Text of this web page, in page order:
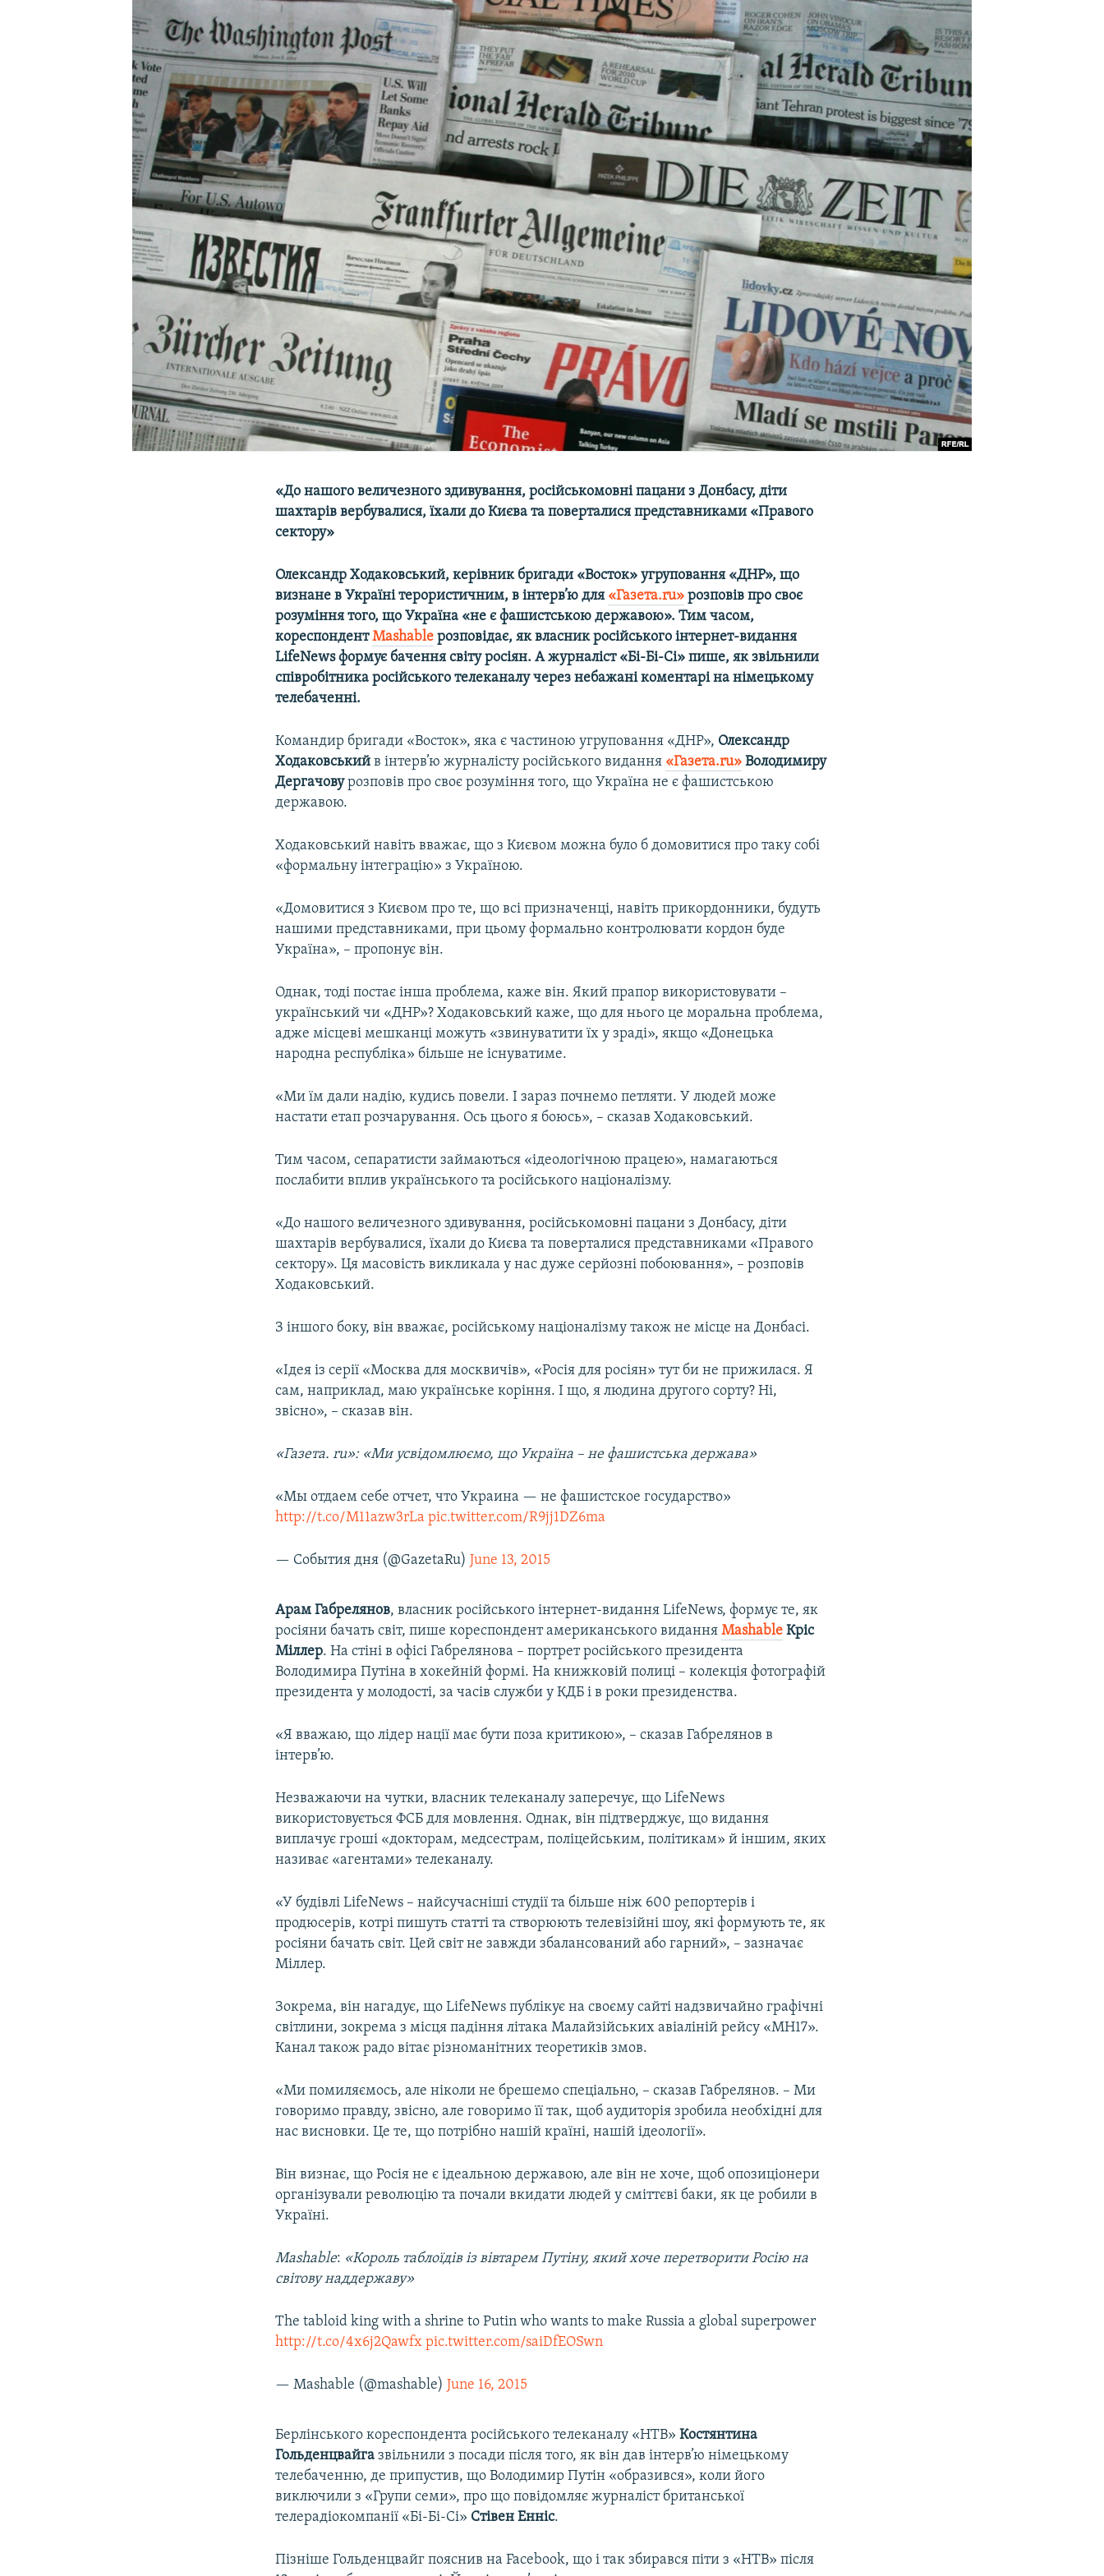
УКРАЇНСЬКА ПРОБЛЕМА КРИМУ
«До нашого величезного здивування, російськомовні пацани з Донбасу, діти
шахтарів вербувалися, їхали до Києва та поверталися представниками «Правого
сектору»
Олександр Ходаковський, керівник бригади «Восток» угруповання «ДНР», що
визнане в Україні терористичним, в інтерв’ю для «Газета.ru» розповів про своє
розуміння того, що Україна «не є фашистською державою». Тим часом,
кореспондентMashable розповідає, як власник російського інтернет-видання
LifeNews формує бачення світу росіян. А журналіст «Бі-Бі-Сі» пише, як звільнили
співробітника російського телеканалу через небажані коментарі на німецькому
телебаченні.
Командир бригади «Восток», яка є частиною угруповання «ДНР», Олександр
Ходаковський в інтерв’ю журналісту російського видання «Газета.ru» Володимиру
Дергачовурозповів про своє розуміння того, що Україна не є фашистською
державою.
Ходаковський навіть вважає, що з Києвом можна було б домовитися про таку собі
«формальну інтеграцію» з Україною.
«Домовитися з Києвом про те, що всі призначенці, навіть прикордонники, будуть
нашими представниками, при цьому формально контролювати кордон буде
Україна», – пропонує він.
Однак, тоді постає інша проблема, каже він. Який прапор використовувати –
український чи «ДНР»? Ходаковський каже, що для нього це моральна проблема,
адже місцеві мешканці можуть «звинуватити їх у зраді», якщо «Донецька
народна республіка» більше не існуватиме.
«Ми їм дали надію, кудись повели. І зараз почнемо петляти. У людей може
настати етап розчарування. Ось цього я боюсь», – сказав Ходаковський.
Тим часом, сепаратисти займаються «ідеологічною працею», намагаються
послабити вплив українського та російського націоналізму.
«До нашого величезного здивування, російськомовні пацани з Донбасу, діти
шахтарів вербувалися, їхали до Києва та поверталися представниками «Правого
сектору». Ця масовість викликала у нас дуже серйозні побоювання», – розповів
Ходаковський.
З іншого боку, він вважає, російському націоналізму також не місце на Донбасі.
«Ідея із серії «Москва для москвичів», «Росія для росіян» тут би не прижилася. Я
сам, наприклад, маю українське коріння. І що, я людина другого сорту? Ні,
звісно», – сказав він.
«Газета. ru»: «Ми усвідомлюємо, що Україна – не фашистська держава»
«Мы отдаем себе отчет, что Украина — не фашистское государство»
http://t.co/M11azw3rLa pic.twitter.com/R9jj1DZ6ma
— События дня (@GazetaRu)June 13, 2015
Арам Габрелянов, власник російського інтернет-видання LifeNews, формує те, як
росіяни бачать світ, пише кореспондент американського виданняMashable Кріс
Міллер. На стіні в офісі Габрелянова – портрет російського президента
Володимира Путіна в хокейній формі. На книжковій полиці – колекція фотографій
президента у молодості, за часів служби у КДБ і в роки президенства.
«Я вважаю, що лідер нації має бути поза критикою», – сказав Габрелянов в
інтерв’ю.
Незважаючи на чутки, власник телеканалу заперечує, що LifeNews
використовується ФСБ для мовлення. Однак, він підтверджує, що видання
виплачує гроші «докторам, медсестрам, поліцейським, політикам» й іншим, яких
називає «агентами» телеканалу.
«У будівлі LifeNews – найсучасніші студії та більше ніж 600 репортерів і
продюсерів, котрі пишуть статті та створюють телевізійні шоу, які формують те, як
росіяни бачать світ. Цей світ не завжди збалансований або гарний», – зазначає
Міллер.
Зокрема, він нагадує, що LifeNews публікує на своєму сайті надзвичайно графічні
світлини, зокрема з місця падіння літака Малайзійських авіаліній рейсу «MH17».
Канал також радо вітає різноманітних теоретиків змов.
«Ми помиляємось, але ніколи не брешемо спеціально, – сказав Габрелянов. – Ми
говоримо правду, звісно, але говоримо її так, щоб аудиторія зробила необхідні для
нас висновки. Це те, що потрібно нашій країні, нашій ідеології».
Він визнає, що Росія не є ідеальною державою, але він не хоче, щоб опозиціонери
організували революцію та почали вкидати людей у сміттєві баки, як це робили в
Україні.
Mashable: «Король таблоїдів із вівтарем Путіну, який хоче перетворити Росію на
світову наддержаву»
The tabloid king with a shrine to Putin who wants to make Russia a global superpower
http://t.co/4x6j2Qawfx pic.twitter.com/saiDfEOSwn
— Mashable (@mashable)June 16, 2015
Берлінського кореспондента російського телеканалу «НТВ»Костянтина
Гольденцвайга звільнили з посади після того, як він дав інтерв’ю німецькому
телебаченню, де припустив, що Володимир Путін «образився», коли його
виключили з «Групи семи», про що повідомляє журналіст британської
телерадіокомпанії «Бі-Бі-Сі» Стівен Енніс.
Пізніше Гольденцвайг пояснив на Facebook, що і так збирався піти з «НТВ» після